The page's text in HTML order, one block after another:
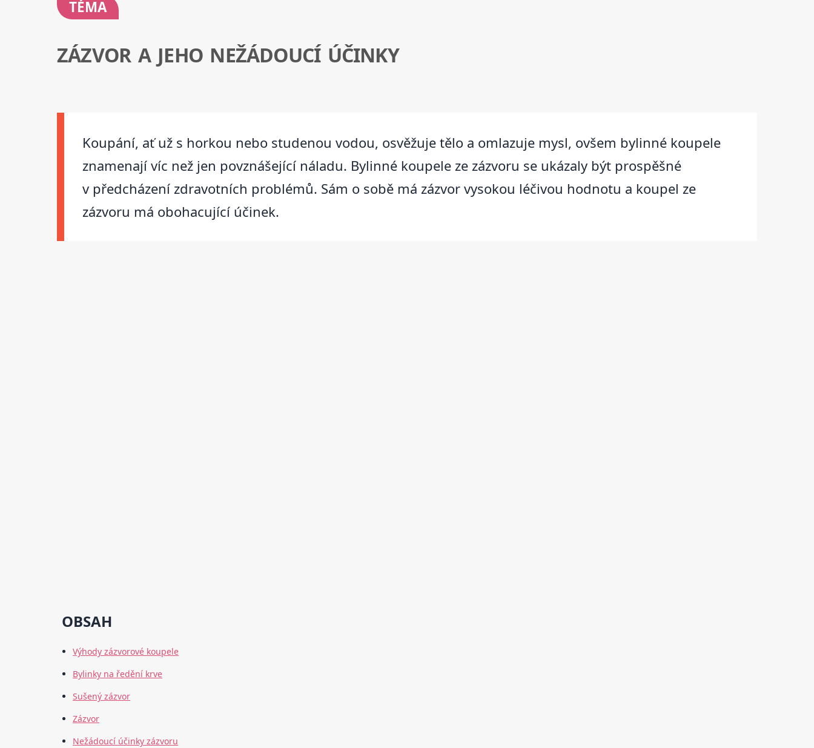
TÉMA
ZÁZVOR A JEHO NEŽÁDOUCÍ ÚČINKY
Koupání, ať už s horkou nebo studenou vodou, osvěžuje tělo a omlazuje mysl, ovšem bylinné koupele
znamenají víc než jen povznášející náladu. Bylinné koupele ze zázvoru se ukázaly být prospěšné
v předcházení zdravotních problémů. Sám o sobě má zázvor vysokou léčivou hodnotu a koupel ze
zázvoru má obohacující účinek.
OBSAH
Výhody zázvorové koupele
Bylinky na ředění krve
Sušený zázvor
Zázvor
Nežádoucí účinky zázvoru